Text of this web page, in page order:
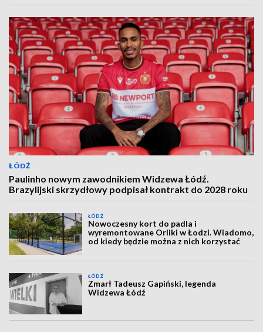
ŁÓDŹ
Paulinho nowym zawodnikiem Widzewa Łódź.
Brazylijski skrzydłowy podpisał kontrakt do 2028 roku
ŁÓDŹ
Nowoczesny kort do padla i
wyremontowane Orliki w Łodzi. Wiadomo,
od kiedy będzie można z nich korzystać
ŁÓDŹ
Zmarł Tadeusz Gapiński, legenda
Widzewa Łódź